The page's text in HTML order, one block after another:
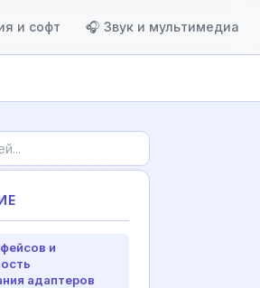
и софт 🎧 Звук и мультимедиа
и
адаптеров